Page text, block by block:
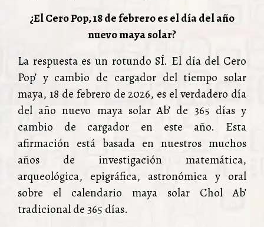
¿El Cero Pop, 18 de febrero es el día del año
nuevo maya solar?
La respuesta es un rotundo SÍ. El día del Cero
Pop’ y cambio de cargador del tiempo solar
maya, 18 de febrero de 2026, es el verdadero día
del año nuevo maya solar Ab’ de 365 días y
cambio de cargador en este año. Esta
afirmación está basada en nuestros muchos
años de investigación matemática,
arqueológica, epigráfica, astronómica y oral
sobre el calendario maya solar Chol Ab’
tradicional de 365 días.